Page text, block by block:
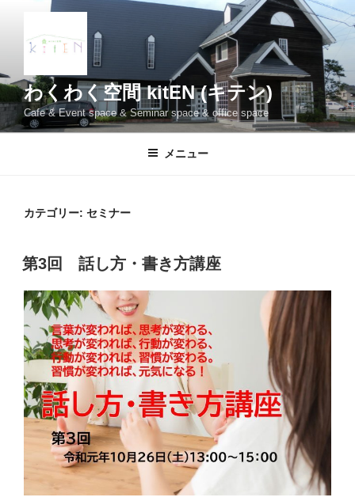
ツ
へ
ス
わくわく空間 kitEN (キテン)
Cafe & Event space & Seminar space & office space
メニュー
カテゴリー: セミナー
第3回 話し方・書き方講座